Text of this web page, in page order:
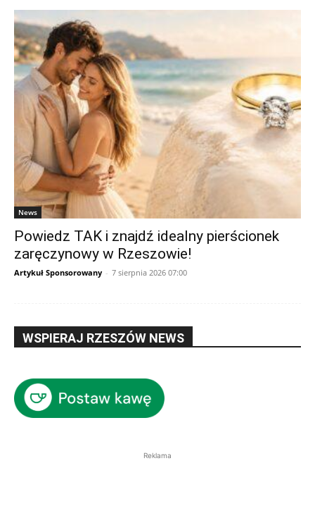
News
Powiedz TAK i znajdź idealny pierścionek
zaręczynowy w Rzeszowie!
Artykuł Sponsorowany - 7 sierpnia 2026 07:00
WSPIERAJ RZESZÓW NEWS
Reklama